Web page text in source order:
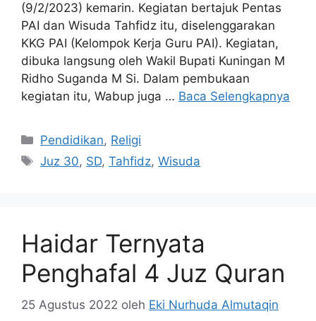
(9/2/2023) kemarin. Kegiatan bertajuk Pentas
PAI dan Wisuda Tahfidz itu, diselenggarakan
KKG PAI (Kelompok Kerja Guru PAI). Kegiatan,
dibuka langsung oleh Wakil Bupati Kuningan M
Ridho Suganda M Si. Dalam pembukaan
kegiatan itu, Wabup juga … Baca Selengkapnya
Kategori
Pendidikan, Religi
Tag
Juz 30, SD,Tahfidz,Wisuda
Haidar Ternyata
Penghafal 4 Juz Quran
25 Agustus 2022 oleh Eki Nurhuda Almutaqin